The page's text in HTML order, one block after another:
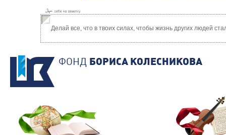
Делай все, что в твоих силах, чтобы жизнь других людей
ФОНД БОРИСА КОЛЕСНИКОВА